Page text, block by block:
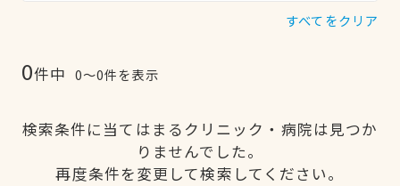
すべてをクリア
0件中 0〜0件を表示
検索条件に当てはまるクリニック・病院は見つか
りませんでした。
再度条件を変更して検索してください。